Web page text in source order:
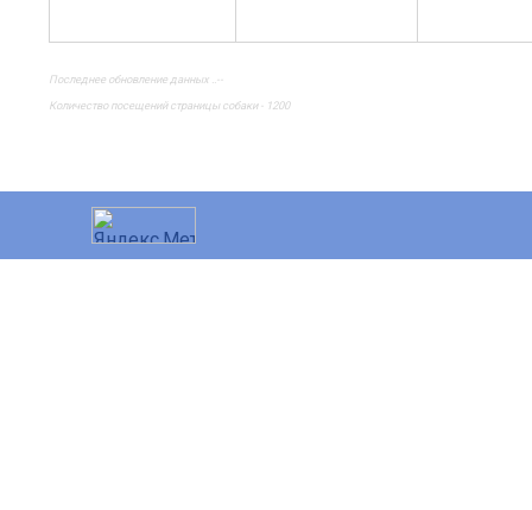
Последнее обновление данных ..--
Количество посещений страницы собаки - 1200